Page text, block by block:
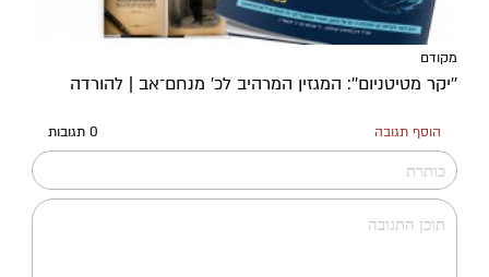
מקודם
''יקר מטיטניום'': המגזין המרהיב לכ’ מנחם־אב | להורדה
הוסף תגובה 0 תגובות